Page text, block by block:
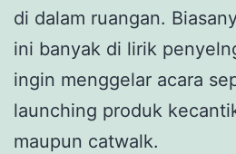
di dalam ruangan.
ini banyak di lirik
ingin menggelar acara
launching produk
maupun catwalk.